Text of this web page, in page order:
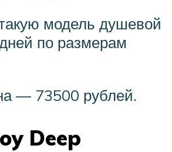
модель душевой
по размерам
— 73500 рублей.
Deep